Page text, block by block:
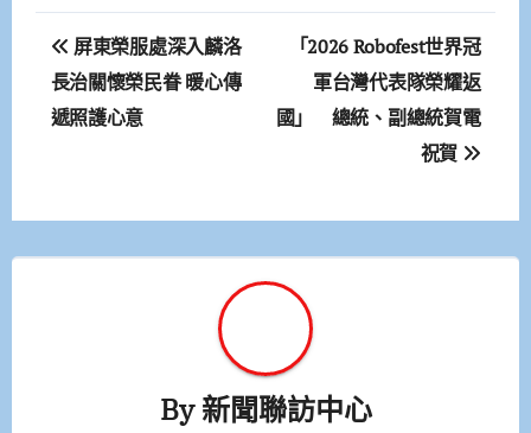
文
章
導
屏東榮服處深入麟洛
長治關懷榮民眷 暖心傳
遞照護心意
「2026 Robofest世界冠
軍台灣代表隊榮耀返
國」 總統、副總統賀電
祝賀
By新聞聯訪中心